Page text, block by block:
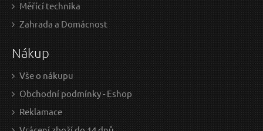
Měřící technika
Zahrada a Domácnost
Nákup
Vše o nákupu
Obchodní podmínky - Eshop
Reklamace